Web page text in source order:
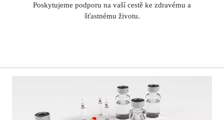
Poskytujeme podporu na vaší cestě ke zdravému a
šťastnému životu.